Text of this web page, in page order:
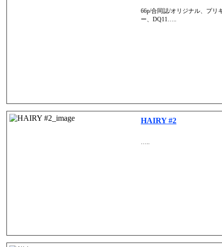
66p/合同誌/オリジナル、プリ
ー、DQ11…..
HAIRY #2
…..